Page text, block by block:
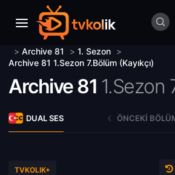
> Archive 81 > 1. Sezon >
Archive 81 1.Sezon 7.Bölüm (Kayıkçı)
Archive 81 1.Sezon
DUAL SES ÖNCEKI
TVKOLIK+